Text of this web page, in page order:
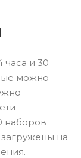
часа и 30
можно
—
наборов
на